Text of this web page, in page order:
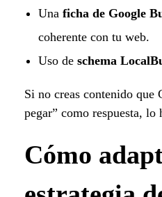
Una ficha de Google
coherente con tu web.
Uso de schema
Si no creas contenido que
pegar” como respuesta, lo
Cómo